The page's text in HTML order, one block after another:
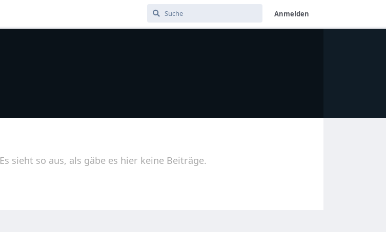
Anmelden
Es sieht so aus, als gäbe es hier keine Beiträge.